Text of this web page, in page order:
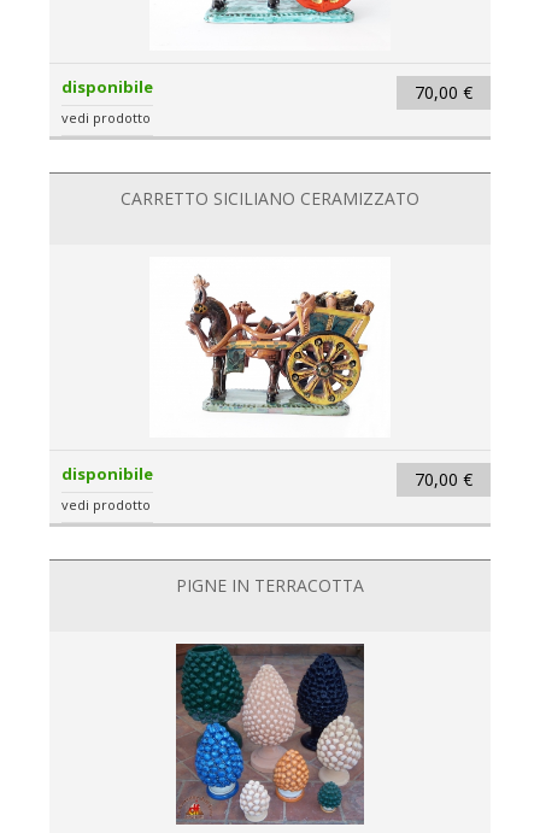
70,00 €
disponibile
vedi prodotto
CARRETTO SICILIANO CERAMIZZATO
70,00 €
disponibile
vedi prodotto
PIGNE IN TERRACOTTA